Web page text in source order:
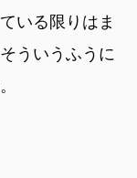
いる限りはま
ういうふうに